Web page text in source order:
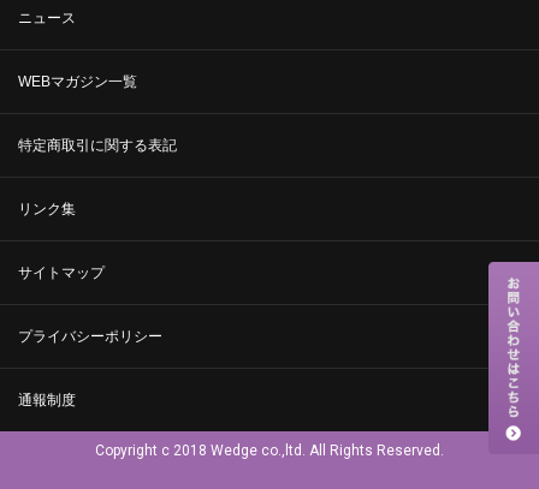
ニュース
WEBマガジン一覧
特定商取引に関する表記
リンク集
サイトマップ
プライバシーポリシー
通報制度
Copyright c 2018 Wedge co.,ltd. All Rights Reserved.